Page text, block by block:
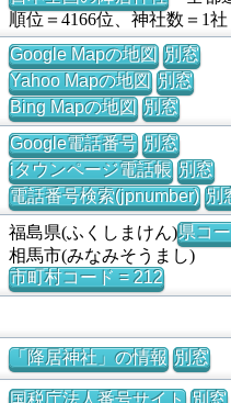
順位＝4166位、神社数＝1社
Google Mapの地図 別窓
Yahoo Mapの地図 別窓
Bing Mapの地図 別窓
Google電話番号 別窓
iタウンページ電話帳 別窓
電話番号検索(jpnumber) 別
福島県(ふくしまけん)県コ
相馬市(みなみそうまし)
市町村コード = 212
「降居神社」の情報 別窓
国税庁法人番号サイト 別窓